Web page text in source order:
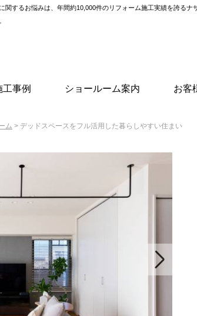
関するお悩みは、年間約10,000件のリフォーム施工実績を誇る
工事例 ショールーム案内 お客
ム > デッドスペースをフル活用した暮らしやすい住まい